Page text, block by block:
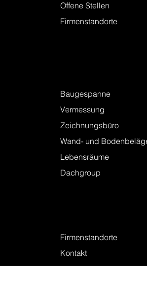
Karriere
Offene Stellen
Leistungen
Baugespanne
Vermessung
Zeichnungsbüro
Wand- und Bodenbeläge
Lebensräume
Kontakt
Firmenstandorte
Kontakt